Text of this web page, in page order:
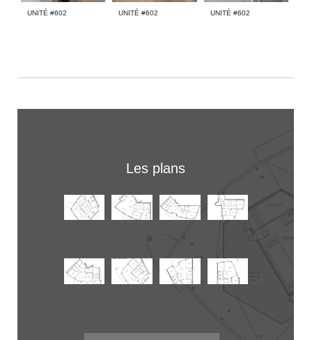
UNITÉ #602 UNITÉ #602 UNITÉ #602
Les plans